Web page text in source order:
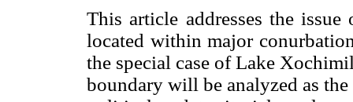
This article addresses the
located within major
the special case of Lake
boundary will be analyzed as